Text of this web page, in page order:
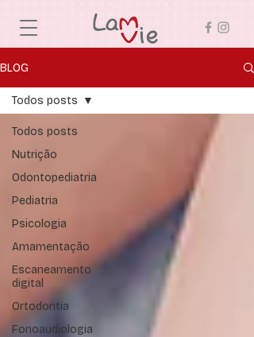
BLOG
Todos posts
Nutrição
Odontopediatria
Pediatria
Psicologia
Amamentação
Escaneamento
digital
Ortodontia
Fonoaudiologia
Todos posts